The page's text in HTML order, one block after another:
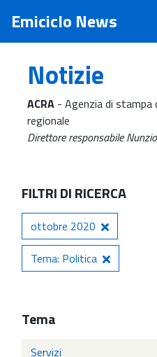
Emiciclo News
Notizie
ACRA - Agenzia di stampa
regionale
Direttore responsabile
FILTRI DI RICERCA
ottobre 2020
Tema: Politica
Tema
Servizi